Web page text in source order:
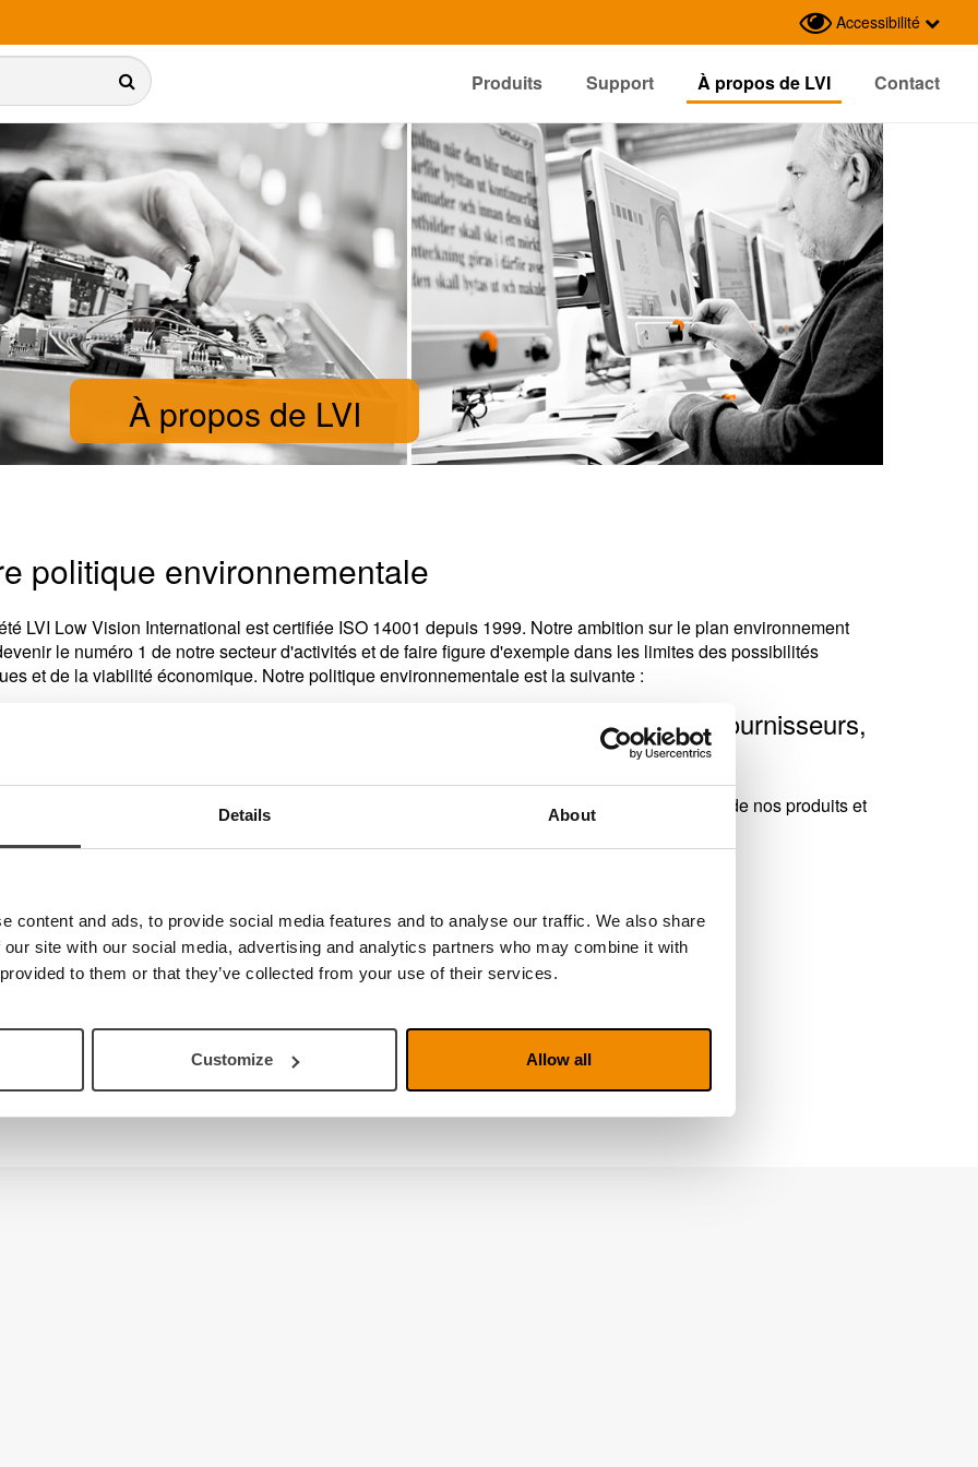
Details About
content and ads, to provide social media features and to analyse our traffic. We also share
site with our social media, advertising and analytics partners who may combine it with
to them or that they’ve collected from your use of their services.
Customize Allow all
Accessibilité
Produits Support À propos de LVI Contact
À propos de LVI
politique environnementale
LVI Low Vision International est certifiée ISO 14001 depuis 1999. Notre ambition sur le plan environnement
le numéro 1 de notre secteur d'activités et de faire figure d'exemple dans les limites des possibilités
et de la viabilité économique. Notre politique environnementale est la suivante :
son implication et sa collaboration avec ses clients et ses fournisseurs,
en permanence des améliorations et des solutions visant à réduire davantage l’impact de nos produits et
nos activités sur l’environnement.
à offrir un cadre du travail à la fois sain et sûr, sur le plan tant matériel que psychologique.